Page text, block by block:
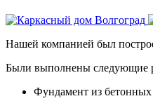
Нашей компанией был
Были выполнены следующие
Фундамент из бетонных